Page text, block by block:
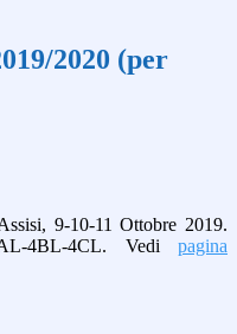
2020 (per
9-10-11 Ottobre 2019.
4BL-4CL. Vedi pagina